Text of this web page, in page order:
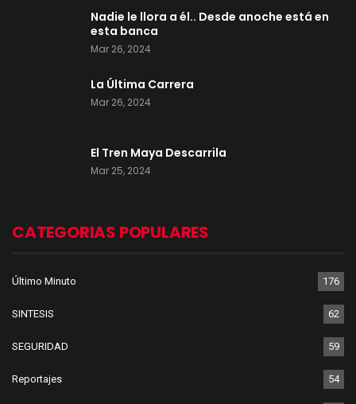
Nadie le llora a él.. Desde anoche está en
esta banca
Mar 26, 2024
La Última Carrera
Mar 26, 2024
El Tren Maya Descarrila
Mar 25, 2024
CATEGORIAS POPULARES
Último Minuto 176
SINTESIS 62
SEGURIDAD 59
Reportajes 54